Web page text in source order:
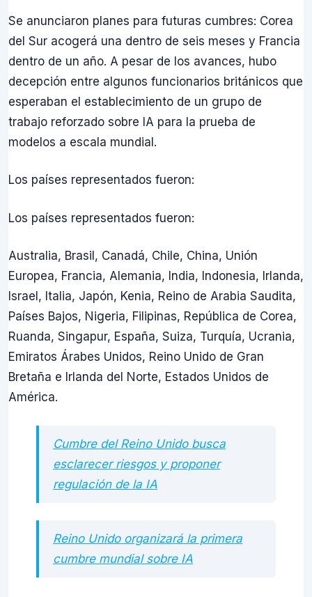
Se anunciaron planes para futuras cumbres: Corea
del Sur acogerá una dentro de seis meses y Francia
dentro de un año. A pesar de los avances, hubo
decepción entre algunos funcionarios británicos que
esperaban el establecimiento de un grupo de
trabajo reforzado sobre IA para la prueba de
modelos a escala mundial.
Los países representados fueron:
Los países representados fueron:
Australia, Brasil, Canadá, Chile, China, Unión
Europea, Francia, Alemania, India, Indonesia, Irlanda,
Israel, Italia, Japón, Kenia, Reino de Arabia Saudita,
Países Bajos, Nigeria, Filipinas, República de Corea,
Ruanda, Singapur, España, Suiza, Turquía, Ucrania,
Emiratos Árabes Unidos, Reino Unido de Gran
Bretaña e Irlanda del Norte, Estados Unidos de
América.
Cumbre del Reino Unido busca
esclarecer riesgos y proponer
regulación de la IA
Reino Unido organizará la primera
cumbre mundial sobre IA